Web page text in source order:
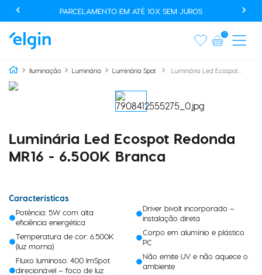
PARCELAMENTO EM ATÉ 10X SEM JUROS
0
Iluminação Luminária Luminária Spot
Luminária Led Ecospot Redonda
MR16 - 6.500K Branca
Características
Potência: 5W com alta
eficiência energética
Temperatura de cor: 6.500K
(luz morna)
Fluxo luminoso: 400 lmSpot
direcionável – foco de luz
Driver bivolt incorporado –
instalação direta
Corpo em alumínio e plástico
PC
Não emite UV e não aquece o
ambiente